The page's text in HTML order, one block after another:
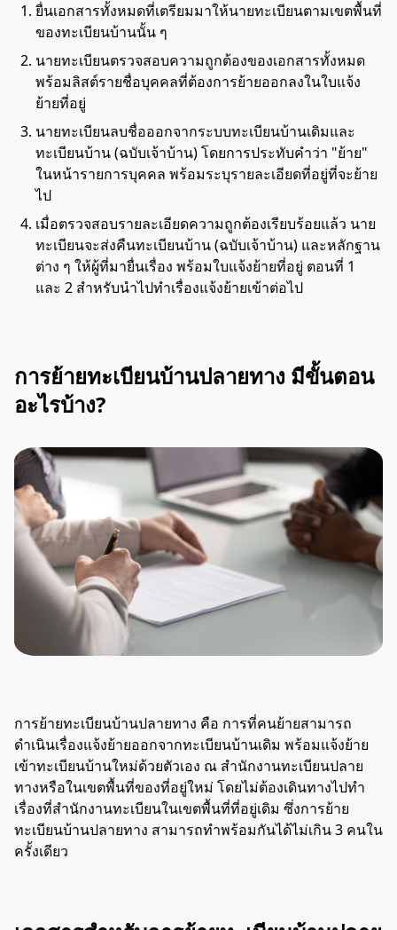
ยื่นเอกสารทั้งหมดที่เตรียมมาให้นายทะเบียนตามเขตพื้นที่
ของทะเบียนบ้านนั้น ๆ
นายทะเบียนตรวจสอบความถูกต้องของเอกสารทั้งหมด
พร้อมลิสต์รายชื่อบุคคลที่ต้องการย้ายออกลงในใบแจ้ง
ย้ายที่อยู่
นายทะเบียนลบชื่อออกจากระบบทะเบียนบ้านเดิมและ
ทะเบียนบ้าน (ฉบับเจ้าบ้าน) โดยการประทับคำว่า "ย้าย"
ในหน้ารายการบุคคล พร้อมระบุรายละเอียดที่อยู่ที่จะย้าย
ไป
เมื่อตรวจสอบรายละเอียดความถูกต้องเรียบร้อยแล้ว นาย
ทะเบียนจะส่งคืนทะเบียนบ้าน (ฉบับเจ้าบ้าน) และหลักฐาน
ต่าง ๆ ให้ผู้ที่มายื่นเรื่อง พร้อมใบแจ้งย้ายที่อยู่ ตอนที่ 1
และ 2 สำหรับนำไปทำเรื่องแจ้งย้ายเข้าต่อไป
การย้ายทะเบียนบ้านปลายทาง มีขั้นตอน
อะไรบ้าง?
การย้ายทะเบียนบ้านปลายทาง คือ การที่คนย้ายสามารถ
ดำเนินเรื่องแจ้งย้ายออกจากทะเบียนบ้านเดิม พร้อมแจ้งย้าย
เข้าทะเบียนบ้านใหม่ด้วยตัวเอง ณ สำนักงานทะเบียนปลาย
ทางหรือในเขตพื้นที่ของที่อยู่ใหม่ โดยไม่ต้องเดินทางไปทำ
เรื่องที่สำนักงานทะเบียนในเขตพื้นที่ที่อยู่เดิม ซึ่งการย้าย
ทะเบียนบ้านปลายทาง สามารถทำพร้อมกันได้ไม่เกิน 3 คนใน
ครั้งเดียว